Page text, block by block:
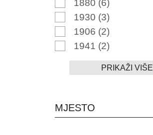
1880 (6)
1930 (3)
1906 (2)
1941 (2)
PRIKAŽI VIŠE
MJESTO